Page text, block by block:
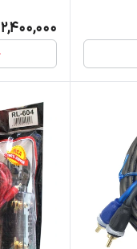
2,400,000